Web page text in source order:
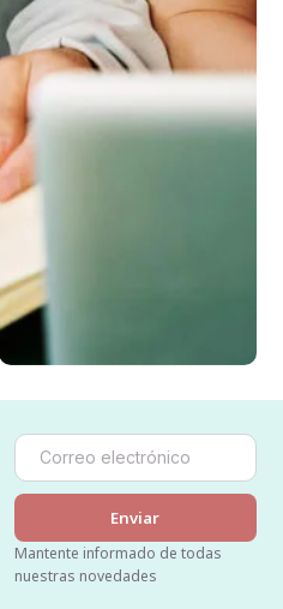
Enviar
Mantente informado de todas
nuestras novedades